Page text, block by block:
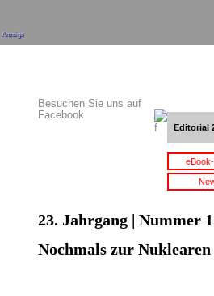
Anzeige
Besuchen Sie uns auf
Facebook
Editorial
23. Jahrgang | Nummer
Nochmals zur